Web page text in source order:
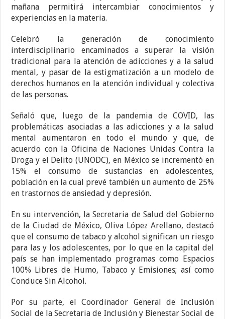
mañana permitirá intercambiar conocimientos y
experiencias en la materia.
Celebró la generación de conocimiento
interdisciplinario encaminados a superar la visión
tradicional para la atención de adicciones y a la salud
mental, y pasar de la estigmatización a un modelo de
derechos humanos en la atención individual y colectiva
de las personas.
Señaló que, luego de la pandemia de COVID, las
problemáticas asociadas a las adicciones y a la salud
mental aumentaron en todo el mundo y que, de
acuerdo con la Oficina de Naciones Unidas Contra la
Droga y el Delito (UNODC), en México se incrementó en
15% el consumo de sustancias en adolescentes,
población en la cual prevé también un aumento de 25%
en trastornos de ansiedad y depresión.
En su intervención, la Secretaria de Salud del Gobierno
de la Ciudad de México, Oliva López Arellano, destacó
que el consumo de tabaco y alcohol significan un riesgo
para las y los adolescentes, por lo que en la capital del
país se han implementado programas como Espacios
100% Libres de Humo, Tabaco y Emisiones; así como
Conduce Sin Alcohol.
Por su parte, el Coordinador General de Inclusión
Social de la Secretaria de Inclusión y Bienestar Social de